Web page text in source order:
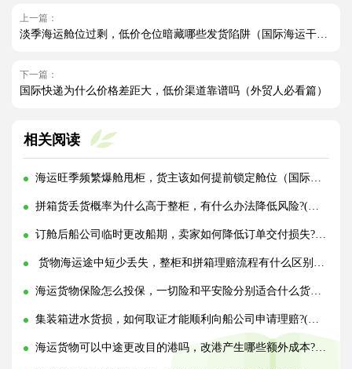
上一篇：
淡季海运舱位过剩，低价仓位暗藏哪些发货陷阱（国际海运干货知识分享）
下一篇：
国际快递为什么价格差距大，低价渠道靠谱吗（外贸人必看篇）
相关阅读
海运旺季频繁爆舱甩柜，货主该如何提前锁定舱位（国际海运干货知识分享）
拼箱货丢货概率为什么高于整柜，有什么办法降低风险?(国际海运干货知识分享)
订舱后船公司临时更改船期，卖家如何降低订单交付损失?(国际海运干货知识分享)
货物海运途中短少丢失，整柜和拼箱理赔流程有什么区别?(国际海运干货知识分享)
海运货物保险怎么投保，一切险和平安险分别适合什么货物?(国际海运干货知识分享)
集装箱进水货损，如何取证才能顺利向船公司申请理赔?(国际海运干货知识分享)
海运货物可以中途更改目的港吗，改港产生哪些额外成本?(国际海运干货知识分享)